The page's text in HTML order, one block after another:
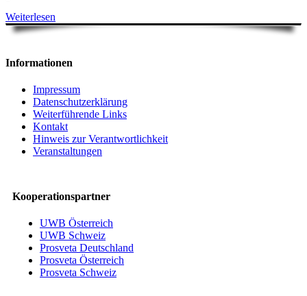
Weiterlesen
Informationen
Impressum
Datenschutzerklärung
Weiterführende Links
Kontakt
Hinweis zur Verantwortlichkeit
Veranstaltungen
Kooperationspartner
UWB Österreich
UWB Schweiz
Prosveta Deutschland
Prosveta Österreich
Prosveta Schweiz